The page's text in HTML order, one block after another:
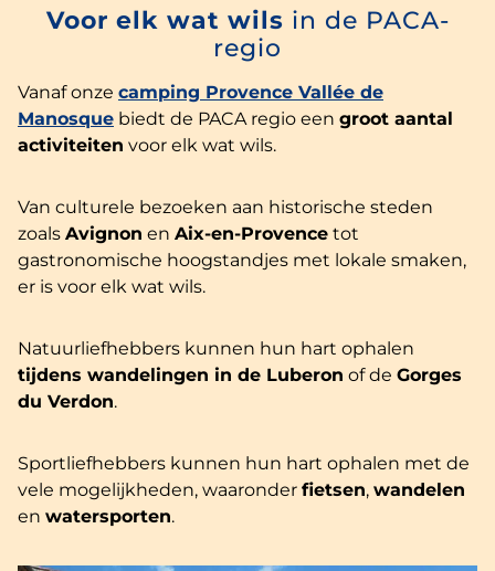
Voor elk wat wils in de PACA-
regio
Vanaf onze camping Provence Vallée de
Manosque biedt de PACA regio een groot aantal
activiteiten voor elk wat wils.
Van culturele bezoeken aan historische steden
zoals Avignon en Aix-en-Provence tot
gastronomische hoogstandjes met lokale smaken,
er is voor elk wat wils.
Natuurliefhebbers kunnen hun hart ophalen
tijdens wandelingen in de Luberon of de Gorges
du Verdon.
Sportliefhebbers kunnen hun hart ophalen met de
vele mogelijkheden, waaronder fietsen, wandelen
en watersporten.